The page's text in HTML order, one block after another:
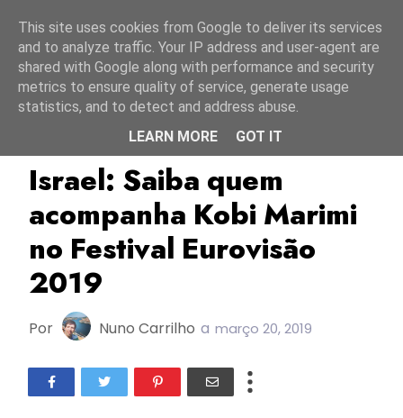
Israel KAN
Israel: Saiba quem
acompanha Kobi Marimi
no Festival Eurovisão
2019
Por Nuno Carrilho a março 20, 2019
This site uses cookies from Google to deliver its services
and to analyze traffic. Your IP address and user-agent are
shared with Google along with performance and security
metrics to ensure quality of service, generate usage
statistics, and to detect and address abuse.
LEARN MORE
GOT IT